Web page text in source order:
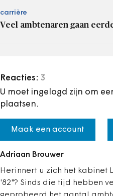
carrière
Veel ambtenaren gaan
Reacties: 3
U moet ingelogd zijn om
plaatsen.
Maak een account
Adriaan Brouwer
Herinnert u zich het kabinet
'82"? Sinds die tijd hebben